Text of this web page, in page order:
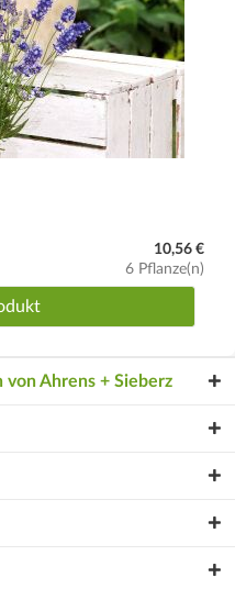
10,56 €
6 Pflanze(n)
von Ahrens + Sieberz